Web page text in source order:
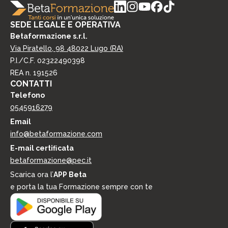
v
a
c
y
*
i
c
a
z
i
o
n
i
d
i
a
r
k
e
t
i
g
SEDE LEGALE E OPERATIVA
Betaformazione s.r.l.
Via Piratello, 98 48022 Lugo (RA)
P.I./C.F. 02322490398
REA n. 191526
CONTATTI
Telefono
0545916279
Email
info@betaformazione.com
E-mail certiﬁcata
betaformazione@pec.it
Scarica ora l’APP Beta
e porta la tua Formazione sempre con te